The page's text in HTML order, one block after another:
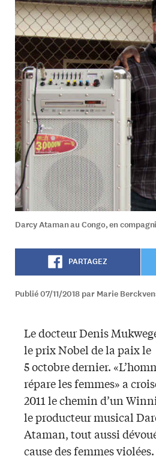
Darcy Ataman au Congo, en
PARTAGEZ
Publié 07/11/2018 par Marie
Le docteur Denis
le prix Nobel de la paix le
5 octobre dernier.
répare les femmes» a
2011 le chemin d’un
le producteur musical
Ataman, tout aussi
cause des femmes violées.